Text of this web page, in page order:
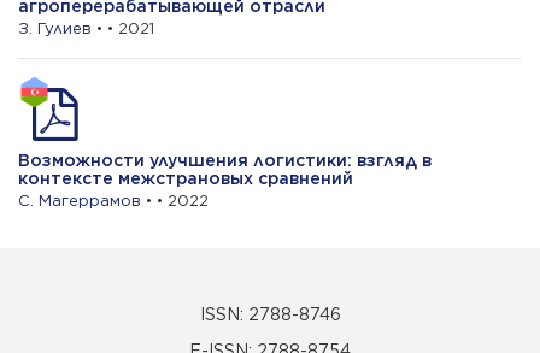
агроперерабатывающей отрасли
З. Гулиев • • 2021
Возможности улучшения логистики: взгляд в
контексте межстрановых сравнений
С. Магеррамов • • 2022
ISSN: 2788-8746